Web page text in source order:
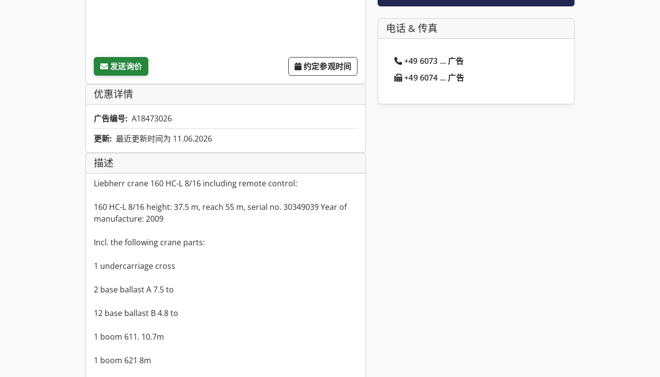
发送询价 约定参观时间
优惠详情
广告编号: A18473026
更新: 最近更新时间为 11.06.2026
描述
Liebherr crane 160 HC-L 8/16 including remote control:
160 HC-L 8/16 height: 37.5 m, reach 55 m, serial no. 30349039 Year of
manufacture: 2009
Incl. the following crane parts:
1 undercarriage cross
2 base ballast A 7.5 to
12 base ballast B 4.8 to
1 boom 611. 10.7m
1 boom 621 8m
电话 & 传真
+49 6073 ... 广告
+49 6074 ... 广告